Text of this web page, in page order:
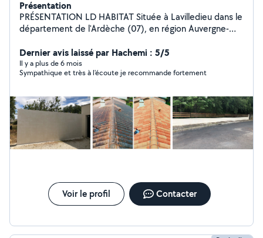
Présentation
PRÉSENTATION LD HABITAT Située à Lavilledieu dans le
département de l'Ardèche (07), en région Auvergne-
dans les travaux paysagers : abattage, élagage, taille de
haies ou débarras des déchets verts. Polyvalente,
l'entreprise LD HABITAT vous propose d'autres
façade, la peinture extérieure/intérieure et les travaux
de maçonnerie. Contactez-nous pour obtenir une étude
de vos besoins et un devis gratuit.
Dernier avis laissé par Hachemi : 5/5
Il y a plus de 6 mois
Sympathique et très à l'écoute je recommande fortement
Voir le profil Contacter